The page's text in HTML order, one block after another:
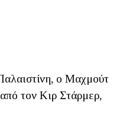
ο Μαχμούτ
τον Κιρ Στάρμερ,